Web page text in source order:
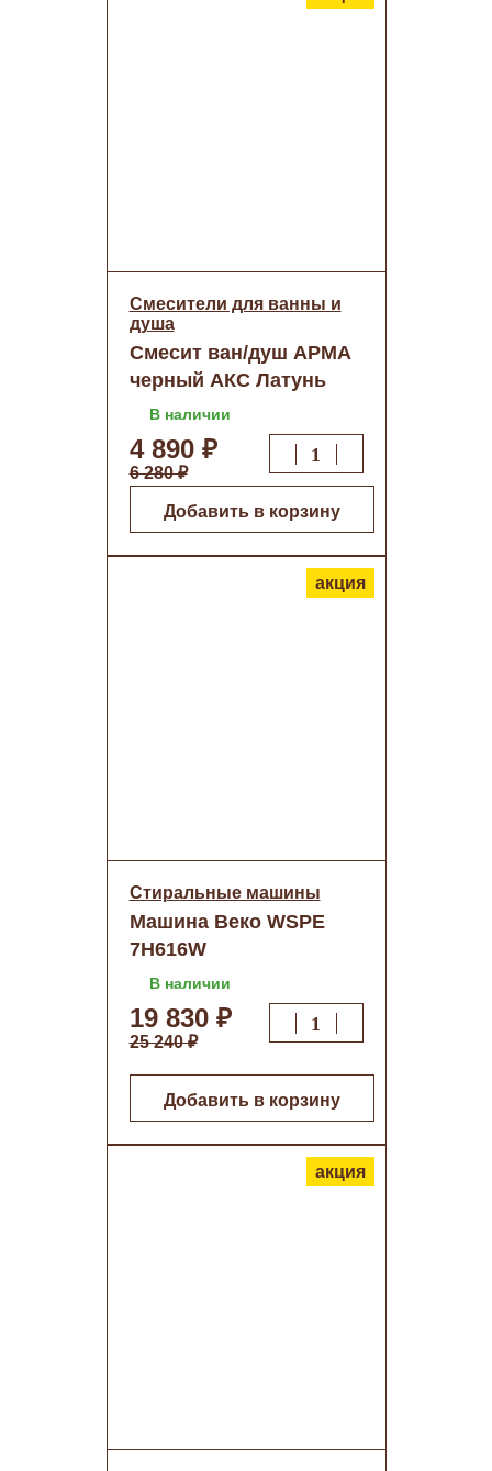
Смесители для ванны и
душа
Смесит ван/душ АРМА
черный АКС Латунь
(Santek) о/н
В наличии
4 890 ₽
6 280 ₽
Добавить в корзину
акция
Стиральные машины
Машина Веко WSPE
7H616W
(двиг.инвертер) о/н
В наличии
19 830 ₽
25 240 ₽
Добавить в корзину
акция